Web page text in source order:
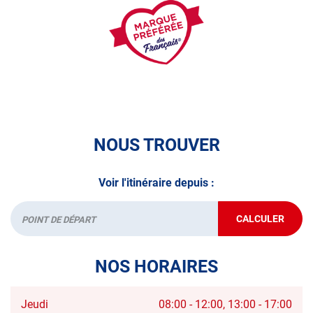
véhicule : Prenez RDV dans votrecentre de contrôle
AUTOSUR TOURCOING
NOUS TROUVER
Voir l'itinéraire depuis :
Départ CALCULER
JUSQU'AU
POINT
NOS HORAIRES
Horaires
Jeudi 08:00 - 12:00 13:00 - 17:00